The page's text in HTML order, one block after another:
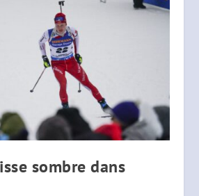
sombre dans